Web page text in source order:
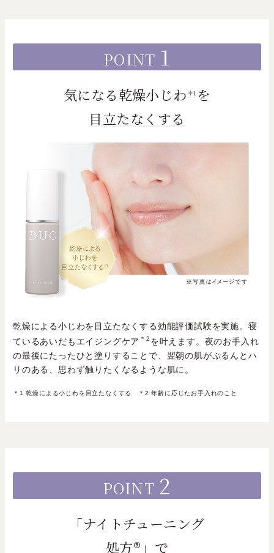
POINT 1
気になる乾燥小じわ ＊1 を
目立たなくする
乾燥による小じわを目立たなくする効能評価試験を実施。寝
ているあいだもエイジングケア ＊2 を叶えます。夜のお手入れ
の最後にたったひと塗りすることで、翌朝の肌がぷるんとハ
リのある、思わず触りたくなるような肌に。
＊1 乾燥による小じわを目立たなくする ＊2 年齢に応じたお手入れのこと
POINT 2
「ナイトチューニング
処方®」で